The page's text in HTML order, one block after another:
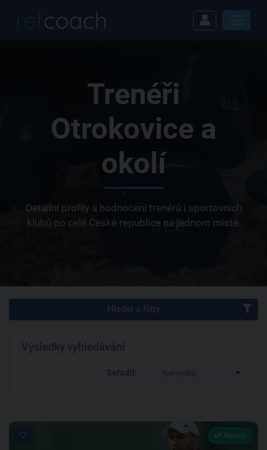
Trenéři
Otrokovice a
okolí
Detailní profily a hodnocení trenérů i sportovních
klubů po celé České republice na jednom místě.
Hledat a filtry
Výsledky vyhledávání
Seřadit: Nejnovější
Nabírá